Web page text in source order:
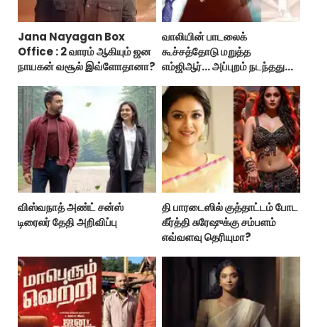
Jana Nayagan Box
Office : 2 வாரம் ஆகியும் ஜன
நாயகன் வசூல் இவ்ளோதானா?
வாலியின் பாடலைக்
கூச்சத்தோடு மறுத்த
எம்ஜிஆர்... அப்புறம் நடந்தது
விஸ்வநாத் அண்ட் சன்ஸ்
டிரைலர் தேதி அறிவிப்பு
தி பாரடைஸில் குத்தாட்டம் போட
கீர்த்தி சுரேஷுக்கு சம்பளம்
எவ்வளவு தெரியுமா?